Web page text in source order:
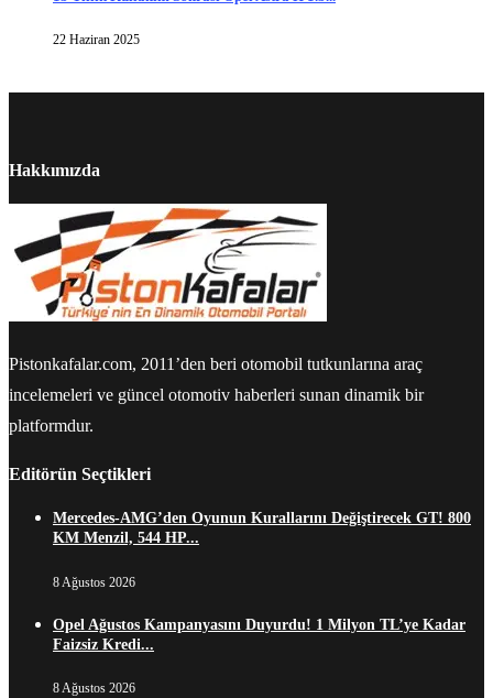
22 Haziran 2025
Hakkımızda
Pistonkafalar.com, 2011’den beri otomobil tutkunlarına araç
incelemeleri ve güncel otomotiv haberleri sunan dinamik bir
platformdur.
Editörün Seçtikleri
Mercedes-AMG’den Oyunun Kurallarını Değiştirecek GT! 800
KM Menzil, 544 HP...
8 Ağustos 2026
Opel Ağustos Kampanyasını Duyurdu! 1 Milyon TL’ye Kadar
Faizsiz Kredi...
8 Ağustos 2026